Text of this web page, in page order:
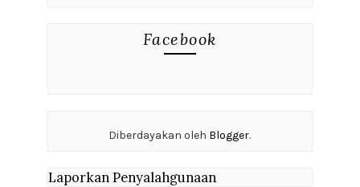
Facebook
Diberdayakan oleh Blogger.
Laporkan Penyalahgunaan